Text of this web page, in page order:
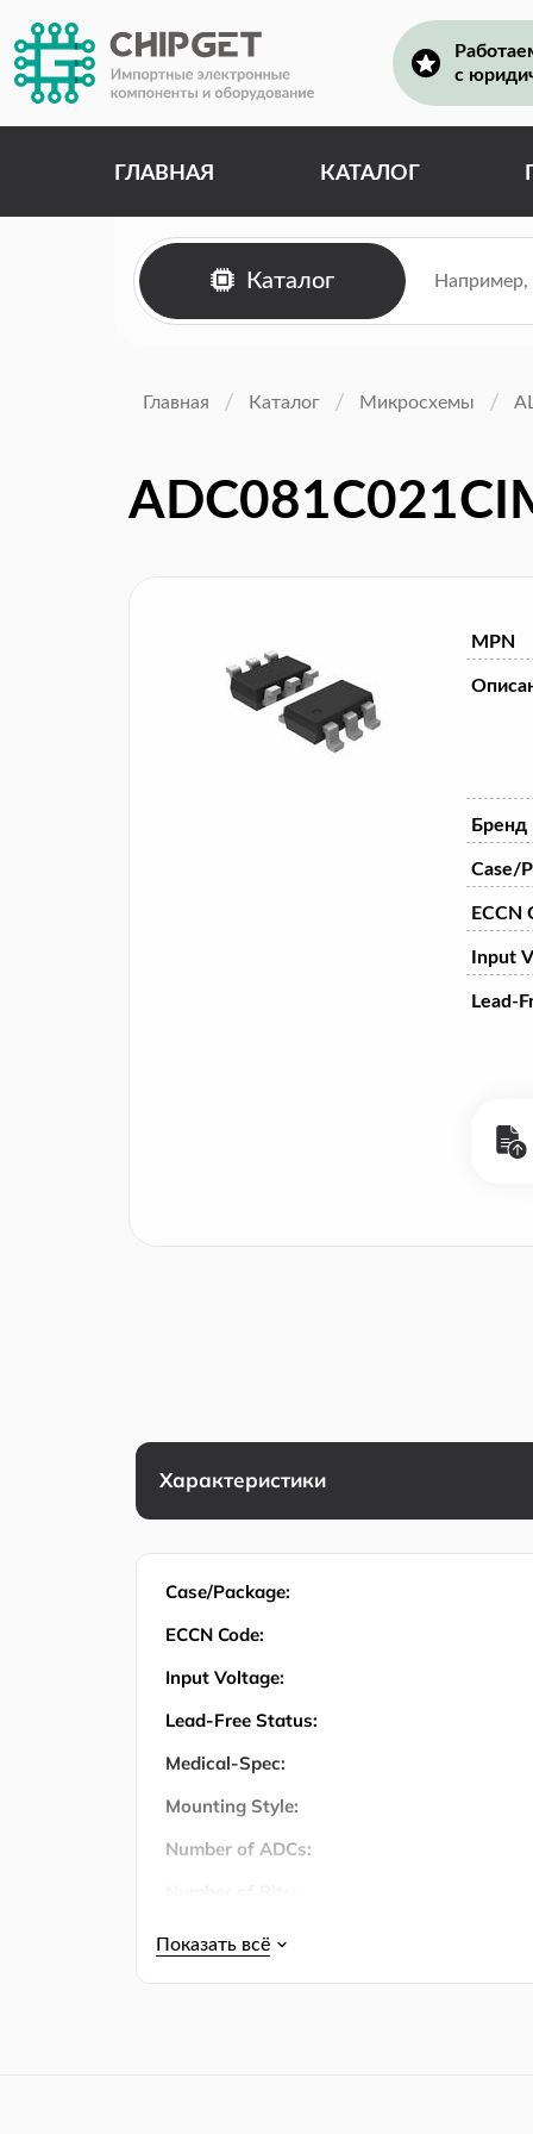
с
ГЛАВНАЯ КАТАЛОГ
Каталог
Главная Каталог Микросхемы
MPN
Бренд
Case/
ECCN
Input
Lead-
Характеристики
Case/Package:
ECCN Code:
Input Voltage:
Lead-Free Status:
Medical-Spec:
Mounting Style:
Number of ADCs:
Number of Channels: